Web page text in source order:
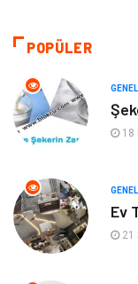
Giyim
Otomotiv
Gıda
Anne & Çocuk
POPÜLER
GENEL
18
GENEL
Ev
21